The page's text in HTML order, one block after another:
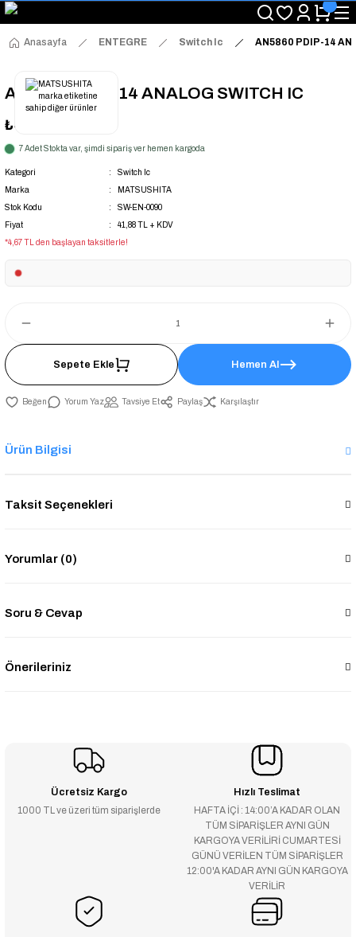
"Saat 14:00'a Kadar Verilen Siparişlerde Aynı Gün Kargo Avantajı!
"Binlerce Ürün Çeşitliliği ile Stoktan Hemen Teslim."
"Toptan Fiyatına Perakende Satış Avantajını Kaçırmayın!"
Anasayfa ENTEGRE Switch Ic AN5860 PDIP-14
AN5860 PDIP-14 ANALOG SWITCH IC
₺41,88
7 Adet Stokta var, şimdi sipariş ver hemen kargoda
Kategori
Switch Ic
Marka
MATSUSHITA
Stok Kodu
SW-EN-0090
Fiyat
41,88 TL + KDV
*4,67 TL den başlayan taksitlerle!
Sepete Ekle Hemen Al
Yorum Yaz Tavsiye Et Paylaş Karşılaştır
Ürün Bilgisi
Taksit Seçenekleri
Yorumlar (0)
Soru & Cevap
Önerileriniz
Ücretsiz Kargo
1000 TL ve üzeri tüm siparişlerde
Hızlı Teslimat
HAFTA İÇİ : 14:00’A KADAR OLAN
TÜM SİPARİŞLER AYNI GÜN
KARGOYA VERİLİRİ CUMARTESİ
GÜNÜ VERİLEN TÜM SİPARİŞLER
12:00'A KADAR AYNI GÜN KARGOYA
VERİLİR